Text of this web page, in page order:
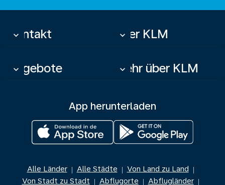
Kontakt
keyboard_arrow_down Über KLM
keyboard_arrow_down
Angebote
keyboard_arrow_down Mehr über KLM
keyboard_arrow_down
App herunterladen
Alle Länder | Alle Städte | Von Land zu Land |
Von Stadt zu Stadt | Abflugorte | Abflugländer |